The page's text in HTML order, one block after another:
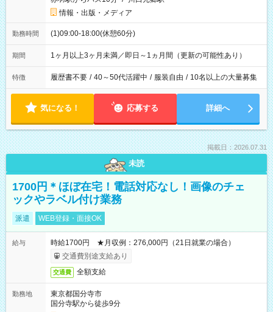
情報・出版・メディア
勤務時間 (1)09:00-18:00(休憩60分)
期間 1ヶ月以上3ヶ月未満／即日～1ヵ月間（更新の可能性あり）
特徴 履歴書不要 / 40～50代活躍中 / 服装自由 / 10名以上の大量募集
気になる！ 応募する 詳細へ
掲載日：2026.07.31
未読
1700円＊ほぼ在宅！電話対応なし！画像のチェ
ックやラベル付け業務
派遣 WEB登録・面接OK
給与
時給1700円 ★月収例：276,000円（21日就業の場合）
交通費別途支給あり
交通費 全額支給
勤務地
東京都国分寺市
国分寺駅から徒歩9分